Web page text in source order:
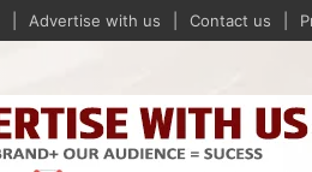
Advertise with us Contact us